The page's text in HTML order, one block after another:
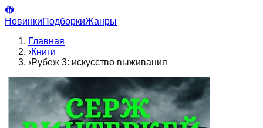
НовинкиПодборкиЖанры
Главная
›Книги
›Рубеж 3: искусство выживания